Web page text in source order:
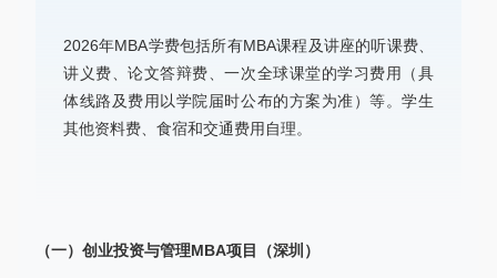
2026年MBA学费包括所有MBA课程及讲座的听课费、
讲义费、论文答辩费、一次全球课堂的学习费用（具
体线路及费用以学院届时公布的方案为准）等。学生
其他资料费、食宿和交通费用自理。
（一）创业投资与管理MBA项目（深圳）